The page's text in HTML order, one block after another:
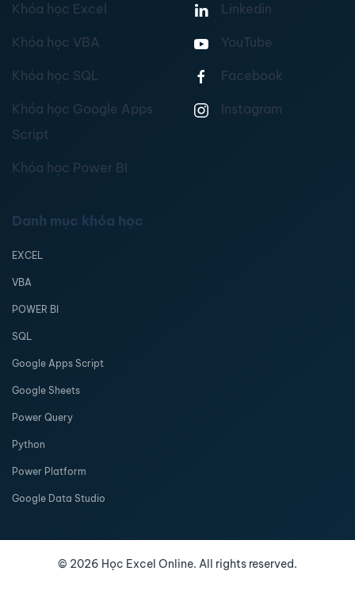
Khóa học Excel
Khóa học VBA
Khóa học SQL
Khóa học Google Apps
Script
Khóa học Power BI
Linkedin
YouTube
Facebook
Instagram
Danh mục khóa học
EXCEL
VBA
POWER BI
SQL
Google Apps Script
Google Sheets
Power Query
Python
Power Platform
Google Data Studio
© 2026 Học Excel Online. All rights reserved.